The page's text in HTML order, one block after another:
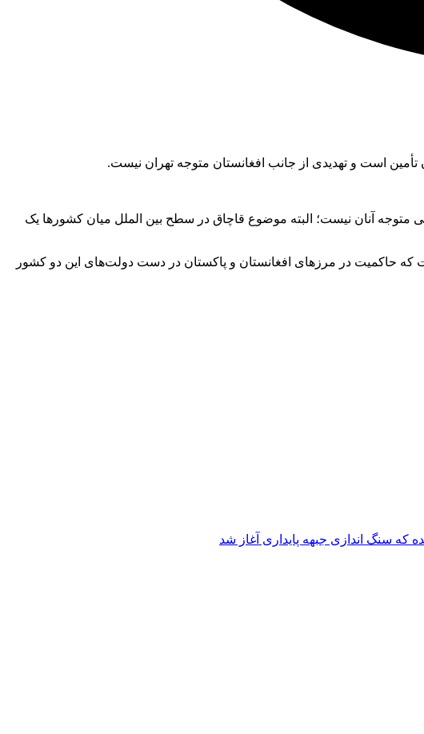
است و تهدیدی از جانب افغانستان متوجه تهران نیست.
متوجه آنان نیست؛ البته موضوع قاچاق در سطح بین الملل میان کشورها یک
حاکمیت در مرزهای افغانستان و پاکستان در دست دولت‌های این دو کشور